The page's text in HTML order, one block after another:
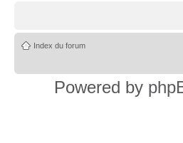
Index du forum
Powered by